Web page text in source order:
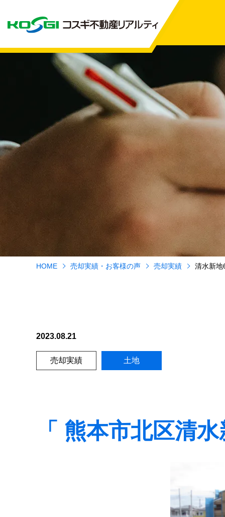
HOME 売却実績・お客様の声 売却実績 清水新地
2023.08.21
売却実績 土地
「 熊本市北区清